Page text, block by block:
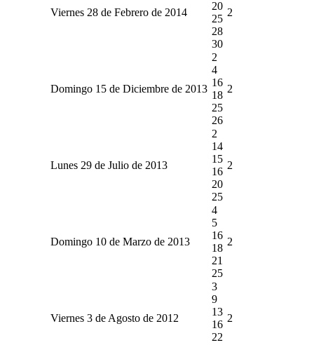
Viernes 28 de Febrero de 2014
20
25
28
30
2
Domingo 15 de Diciembre de 2013
2
4
16
18
25
26
2
Lunes 29 de Julio de 2013
2
14
15
16
20
25
2
Domingo 10 de Marzo de 2013
4
5
16
18
21
25
2
Viernes 3 de Agosto de 2012
3
9
13
16
22
2